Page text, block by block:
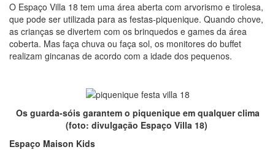
O Espaço Villa 18 tem uma área aberta com arvorismo e tirolesa,
que pode ser utilizada para as festas-piquenique. Quando chove,
as crianças se divertem com os brinquedos e games da área
coberta. Mas faça chuva ou faça sol, os monitores do buffet
realizam gincanas de acordo com a idade dos pequenos.
Os guarda-sóis garantem o piquenique em qualquer clima
(foto: divulgação Espaço Villa 18)
Espaço Maison Kids